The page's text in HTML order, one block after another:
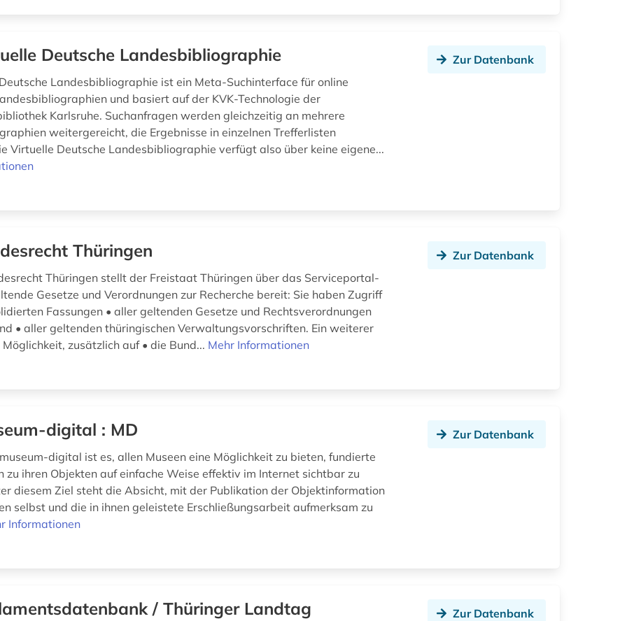
Deutsche Landesbibliographie
Landesbibliographie ist ein Meta-Suchinterface für online
und basiert auf der KVK-Technologie der
Karlsruhe. Suchanfragen werden gleichzeitig an mehrere
weitergereicht, die Ergebnisse in einzelnen Trefferlisten
Virtuelle Deutsche Landesbibliographie verfügt also über keine eigene...
Zur Datenbank
Thüringen
Thüringen stellt der Freistaat Thüringen über das Serviceportal-
Gesetze und Verordnungen zur Recherche bereit: Sie haben Zugriff
Fassungen • aller geltenden Gesetze und Rechtsverordnungen
• aller geltenden thüringischen Verwaltungsvorschriften. Ein weiterer
zusätzlich auf • die Bund... Mehr Informationen
Zur Datenbank
digital : MD
digital ist es, allen Museen eine Möglichkeit zu bieten, fundierte
zu ihren Objekten auf einfache Weise effektiv im Internet sichtbar zu
diesem Ziel steht die Absicht, mit der Publikation der Objektinformation
selbst und die in ihnen geleistete Erschließungsarbeit aufmerksam zu
Informationen
Zur Datenbank
/ Thüringer Landtag Zur Datenbank